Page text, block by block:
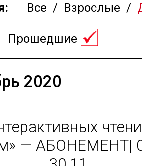
Все / Взрослые /
Прошедшие
2020
— АБОНЕМЕНТ|